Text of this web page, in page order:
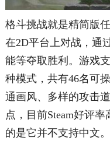
格斗挑战就是精简版
在2D平台上对战，通
能等夺取胜利。游戏
种模式，共有46名可
通画风、多样的攻击
点，目前Steam好评
的是它并不支持中文。